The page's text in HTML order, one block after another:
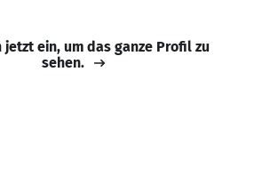
jetzt ein, um das ganze Profil zu
sehen.